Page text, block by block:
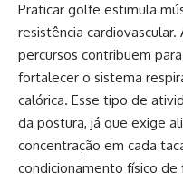
Praticar golfe estimula
resistência
percursos contribuem
fortalecer o sistema
calórica. Esse tipo de
da postura, já que exige
concentração em cada
condicionamento físico